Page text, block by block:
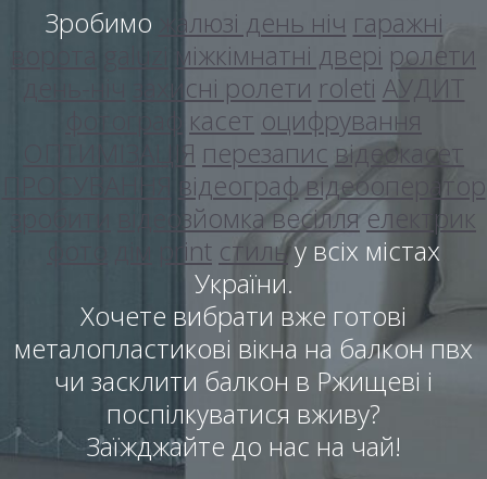
Зробимо жалюзі день ніч гаражні
galuzi міжкімнатні двері ролети
захисні ролети roleti АУДИТ
фотограф касет оцифрування
ОПТИМІЗАЦІЯ перезапис відеокасет
ПРОСУВАННЯ
відеограф відеооператор
відеозйомка весілля електрик
дім print стильу всіх містах
України.
Хочете вибрати вже готові
металопластикові вікна на балкон пвх
чи засклити балкон в Ржищеві і
поспілкуватися вживу?
Заїжджайте до нас на чай!